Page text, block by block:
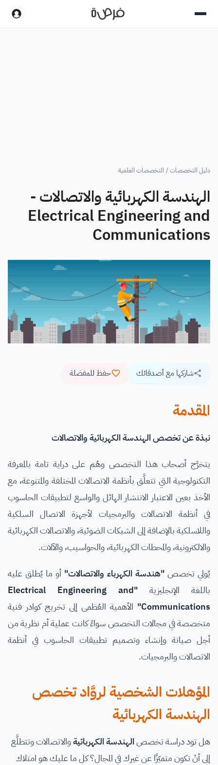
دليل التخصصات/ التخصصات العلمية
الهندسة الكهربائية والاتصالات -
Electrical Engineering and
Communications
شاركها مع أصدقائك حفظ للمفضلة
المقدمة
نبذة عن تخصص الهندسة الكهربائية والاتصالات
يتخرَّج أصحاب هذا التخصص وهُم على دراية تامة بالمعرفة
التكنولوجية التي تتعلَّق بأنظمة الاتصالات المختلفة والمتنوعة، مع
الأخذ بعين الاعتبار الانتشار الهائل والواسع لتطبيقات الحاسوب
في أنظمة الاتصالات والبرمجيات لأجهزة الاتصال السلكية
واللاسلكية بالإضافة إلى الشبكات الضوئية، والاتصالات الكهربائية
والالكترونية، والمحطات الكهربائية، والحواسيب، والآلات.
يُولي تخصص "هندسة الكهرباء والاتصالات" أو ما يُطلق عليه
باللغة الإنجليزية
"Electrical Engineering and
Communications"
الأهمية العُظمى إلى تخريج كوادر فنية
متخصصة في مجالات التخصص سواءً كانت عملية أم نظرية من
أجل صيانة وإنشاء وتصميم تطبيقات الحاسوب في أنظمة
الاتصالات والبرمجيات.
المؤهلات الشخصية لروَّاد تخصص
الهندسة الكهربائية
هل تود دراسة تخصصالهندسة الكهربائيةوالاتصالات وتتطلَّع
إلى أنْ تكون متميّزًا عن غيرك في المجال؟ كل ما عليك هو امتلاك